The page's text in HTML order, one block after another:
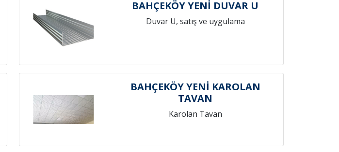
BAHÇEKÖY YENİ DUVAR U
Duvar U, satış ve uygulama
BAHÇEKÖY YENİ KAROLAN
TAVAN
Karolan Tavan